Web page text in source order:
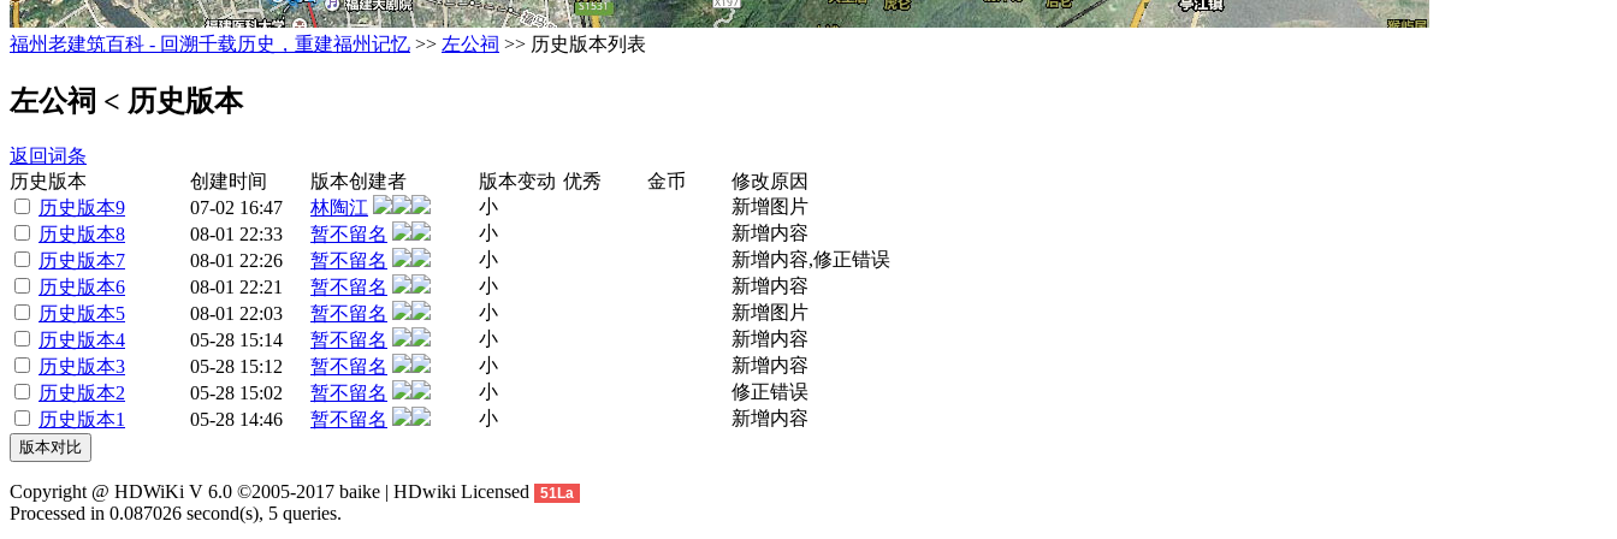
福州老建筑百科 - 回溯千载历史，重建福州记忆 >> 左公祠 >> 历史版本列表
左公祠 < 历史版本
返回词条
历史版本
创建时间 版本创建者 版本变动 优秀 金币
修改原因
历史版本9
07-02 16:47 林陶江 小
新增图片
历史版本8
08-01 22:33 暂不留名 小
新增内容
历史版本7
08-01 22:26 暂不留名 小
新增内容,修正错误
历史版本6
08-01 22:21 暂不留名 小
新增内容
历史版本5
08-01 22:03 暂不留名 小
新增图片
历史版本4
05-28 15:14 暂不留名 小
新增内容
历史版本3
05-28 15:12 暂不留名 小
新增内容
历史版本2
05-28 15:02 暂不留名 小
修正错误
历史版本1
05-28 14:46 暂不留名 小 新增内容
Copyright @ HDWiKi V 6.0 ©2005-2017 baike | HDwiki Licensed 51La
Processed in 0.087026 second(s), 5 queries.